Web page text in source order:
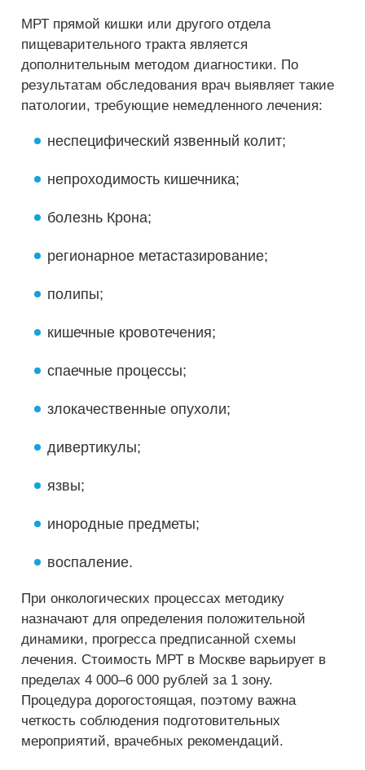
МРТ прямой кишки или другого отдела
пищеварительного тракта является
дополнительным методом диагностики. По
результатам обследования врач выявляет такие
патологии, требующие немедленного лечения:
неспецифический язвенный колит;
непроходимость кишечника;
болезнь Крона;
регионарное метастазирование;
полипы;
кишечные кровотечения;
спаечные процессы;
злокачественные опухоли;
дивертикулы;
язвы;
инородные предметы;
воспаление.
При онкологических процессах методику
назначают для определения положительной
динамики, прогресса предписанной схемы
лечения. Стоимость МРТ в Москве варьирует в
пределах 4 000–6 000 рублей за 1 зону.
Процедура дорогостоящая, поэтому важна
четкость соблюдения подготовительных
мероприятий, врачебных рекомендаций.